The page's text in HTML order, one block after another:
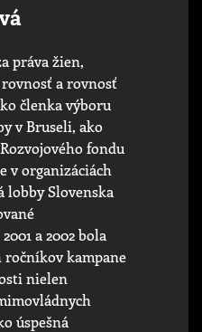
práva žien,
a rovnosť
členka výboru
v Bruseli, ako
fondu
v organizáciách
lobby Slovenska
a 2002 bola
kampane
nielen
úspešná